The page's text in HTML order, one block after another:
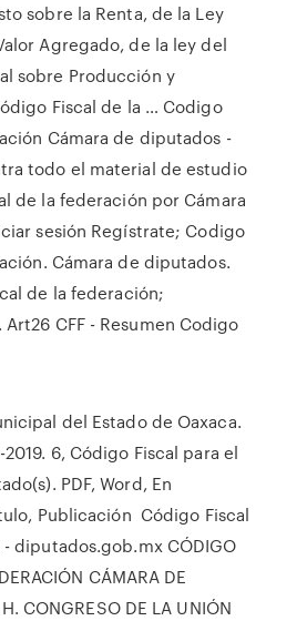
sobre la Renta, de la Ley
Agregado, de la ley del
sobre Producción y
Fiscal de la … Codigo
Cámara de diputados -
todo el material de estudio
de la federación por Cámara
sesión Regístrate; Codigo
Cámara de diputados.
de la federación;
Art26 CFF - Resumen Codigo
del Estado de Oaxaca.
2019. 6, Código Fiscal para el
PDF, Word, En
Publicación Código Fiscal
diputados.gob.mx CÓDIGO
CÁMARA DE
CONGRESO DE LA UNIÓN